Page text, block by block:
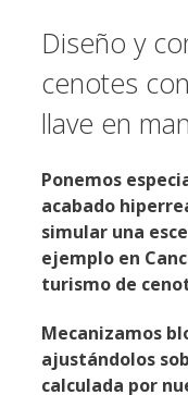
Diseño y
cenotes
llave en
Ponemos
acabado
simular una
ejemplo en
turismo de
Mecanizamos
ajustándolos
calculada por